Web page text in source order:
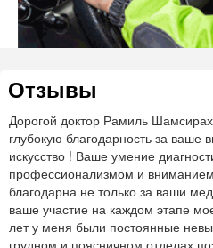
Отзывы
Дорогой доктор Рамиль
глубокую благодарность за
искусство ! Ваше умение
профессионализмом и
благодарна не только за ваши
ваше участие на каждом этапе
лет у меня были постоянные
грудном и поясничном отделах